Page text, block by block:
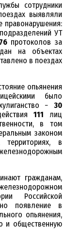
сотрудники
выявляли
правонарушения:
УТ
протоколов за
на объектах
в поездах
опьянения
было
−30
111 лиц
в том
законом
территориях, в
гражданам,
Российской
появление в
опьянения,
и общественную